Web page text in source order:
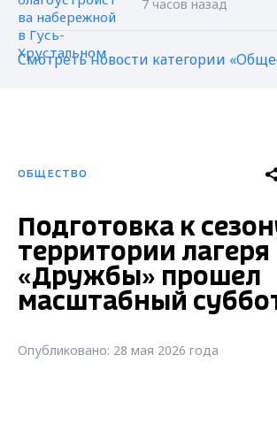
7 часов назад
Смотреть новости категории
ОБЩЕСТВО
Подготовка к
территории лагеря
«Дружбы» прошел
масштабный
Опубликовано: 28 мая 2026 года